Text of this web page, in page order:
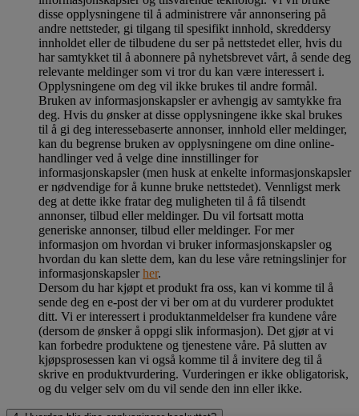
disse opplysningene til å administrere vår annonsering på
andre nettsteder, gi tilgang til spesifikt innhold, skreddersy
innholdet eller de tilbudene du ser på nettstedet eller, hvis du
har samtykket til å abonnere på nyhetsbrevet vårt, å sende deg
relevante meldinger som vi tror du kan være interessert i.
Opplysningene om deg vil ikke brukes til andre formål.
Bruken av informasjonskapsler er avhengig av samtykke fra
deg. Hvis du ønsker at disse opplysningene ikke skal brukes
til å gi deg interessebaserte annonser, innhold eller meldinger,
kan du begrense bruken av opplysningene om dine online-
handlinger ved å velge dine innstillinger for
informasjonskapsler (men husk at enkelte informasjonskapsler
er nødvendige for å kunne bruke nettstedet). Vennligst merk
deg at dette ikke fratar deg muligheten til å få tilsendt
annonser, tilbud eller meldinger. Du vil fortsatt motta
generiske annonser, tilbud eller meldinger. For mer
informasjon om hvordan vi bruker informasjonskapsler og
hvordan du kan slette dem, kan du lese våre retningslinjer for
informasjonskapslerher.
Dersom du har kjøpt et produkt fra oss, kan vi komme til å
sende deg en e-post der vi ber om at du vurderer produktet
ditt. Vi er interessert i produktanmeldelser fra kundene våre
(dersom de ønsker å oppgi slik informasjon). Det gjør at vi
kan forbedre produktene og tjenestene våre. På slutten av
kjøpsprosessen kan vi også komme til å invitere deg til å
skrive en produktvurdering. Vurderingen er ikke obligatorisk,
og du velger selv om du vil sende den inn eller ikke.